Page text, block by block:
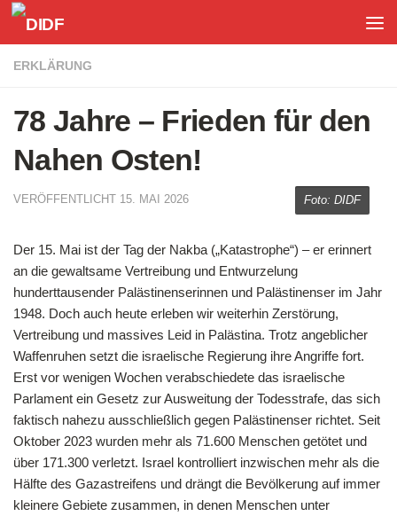
Unter dem Inhalt
ERKLÄRUNG
78 Jahre – Frieden für den
Nahen Osten!
VERÖFFENTLICHT 15. MAI 2026 Foto: DIDF
Der 15. Mai ist der Tag der Nakba („Katastrophe“) – er erinnert
an die gewaltsame Vertreibung und Entwurzelung
hunderttausender Palästinenserinnen und Palästinenser im Jahr
1948. Doch auch heute erleben wir weiterhin Zerstörung,
Vertreibung und massives Leid in Palästina. Trotz angeblicher
Waffenruhen setzt die israelische Regierung ihre Angriffe fort.
Erst vor wenigen Wochen verabschiedete das israelische
Parlament ein Gesetz zur Ausweitung der Todesstrafe, das sich
faktisch nahezu ausschließlich gegen Palästinenser richtet. Seit
Oktober 2023 wurden mehr als 71.600 Menschen getötet und
über 171.300 verletzt. Israel kontrolliert inzwischen mehr als die
Hälfte des Gazastreifens und drängt die Bevölkerung auf immer
kleinere Gebiete zusammen, in denen Menschen unter